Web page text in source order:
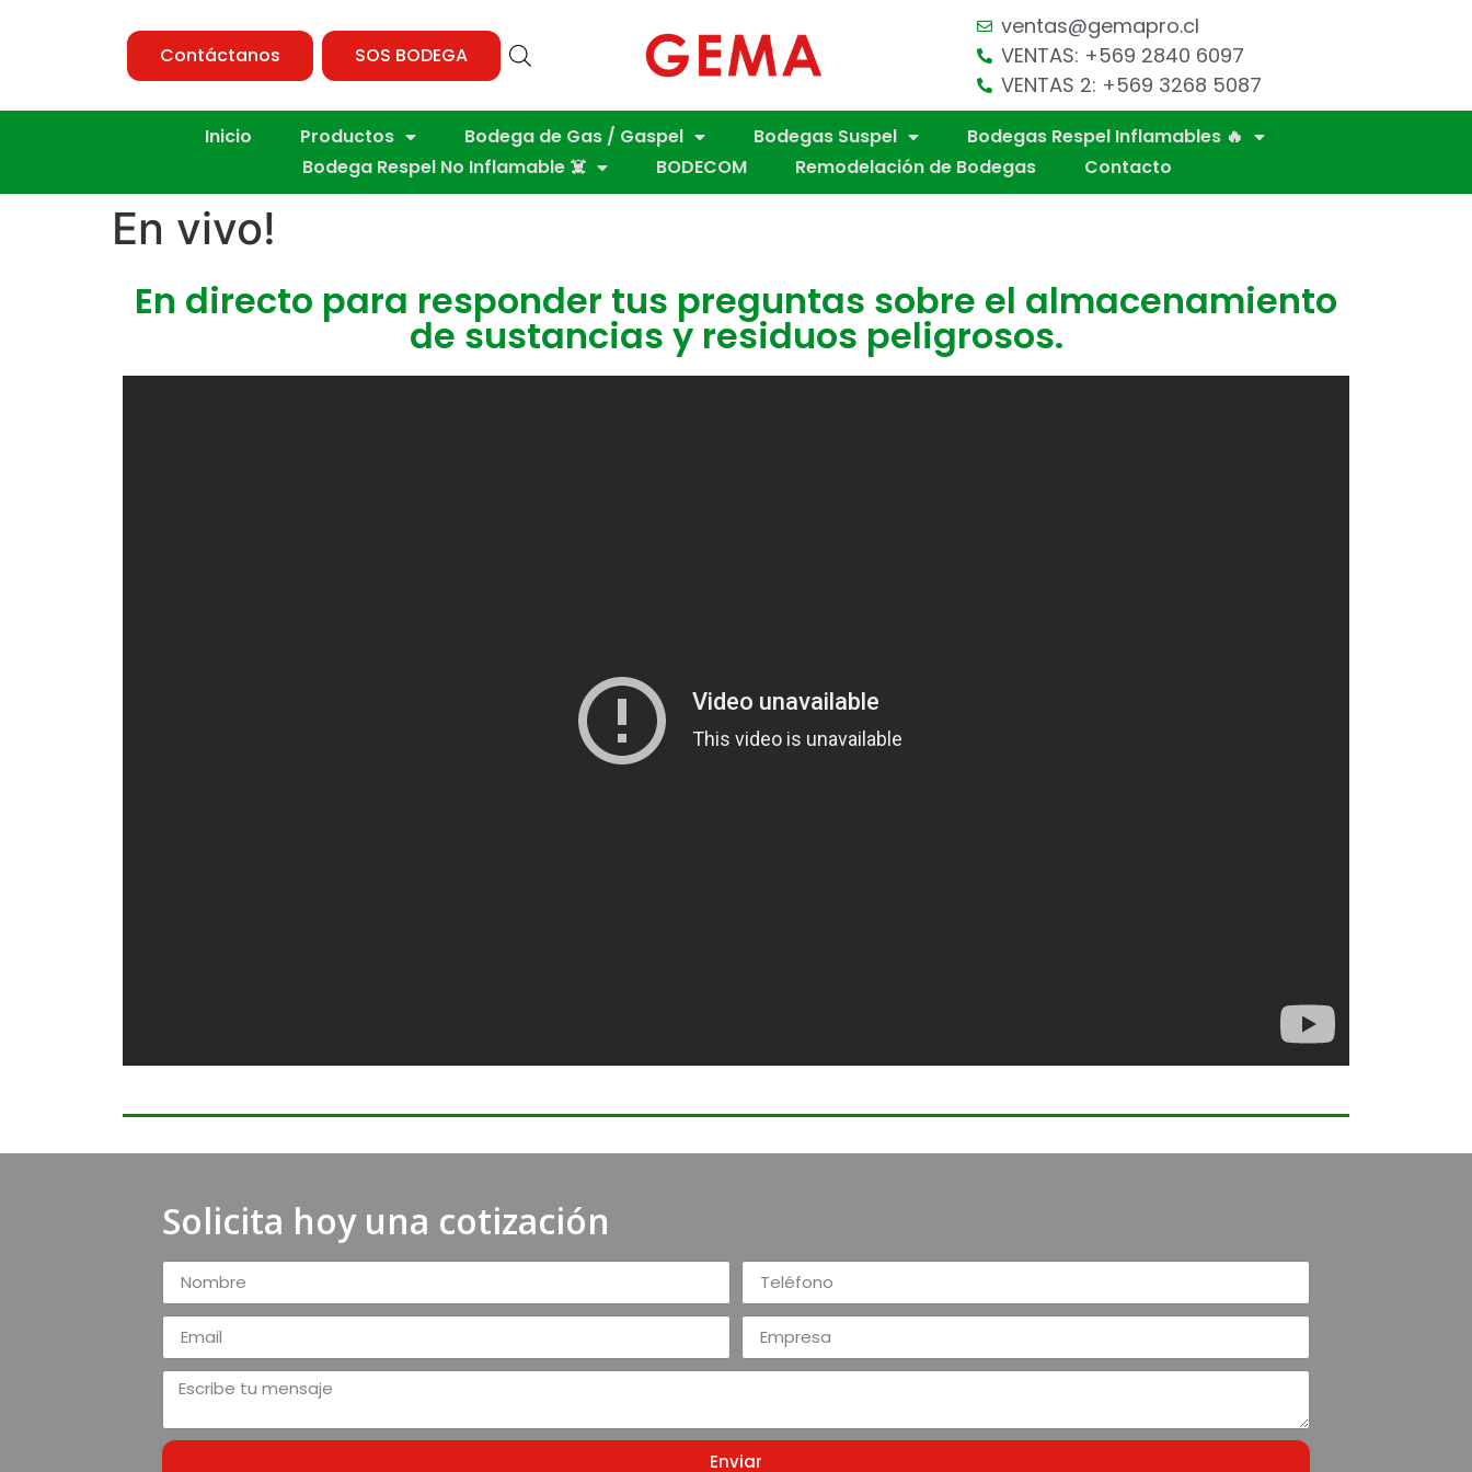
Contáctanos SOS BODEGA
ventas@gemapro.cl
VENTAS: +569 2840 6097
VENTAS 2: +569 3268 5087
Inicio Productos Bodega de Gas / Gaspel Bodegas Suspel
Bodegas Respel Inflamables 🔥
Bodega Respel No Inflamable ☠️
BODECOM Remodelación de Bodegas Contacto
En vivo!
En directo para responder tus preguntas sobre el almacenamiento
de sustancias y residuos peligrosos.
Solicita hoy una cotización
Enviar